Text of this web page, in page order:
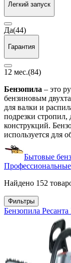
Легкий запуск
Да(44)
Гарантия
12 мес.(84)
Бензопила – это
бензиновым
для валки и
подрезки
конструкций.
используется для
Бытовые
Профессиональные
Найдено 152
Фильтры
Бензопила